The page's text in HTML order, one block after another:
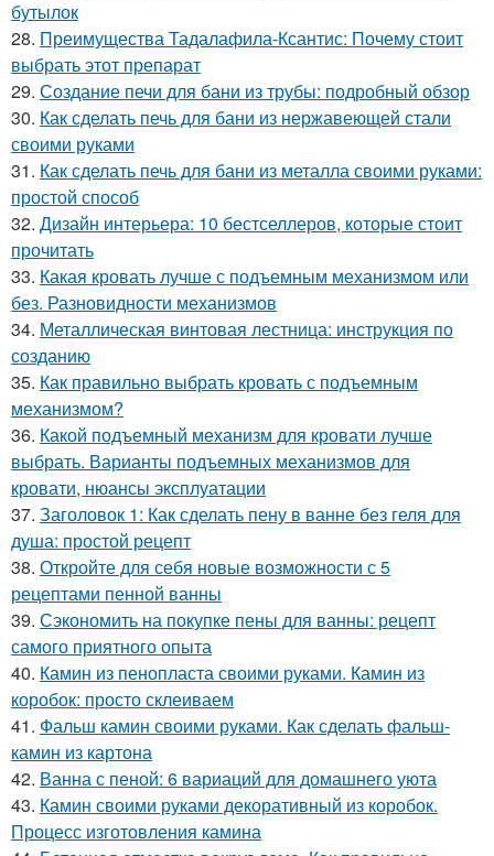
бутылок
28. Преимущества Тадалафила-Ксантис: Почему стоит
выбрать этот препарат
29. Создание печи для бани из трубы: подробный обзор
30. Как сделать печь для бани из нержавеющей стали
своими руками
31. Как сделать печь для бани из металла своими руками:
простой способ
32. Дизайн интерьера: 10 бестселлеров, которые стоит
прочитать
33. Какая кровать лучше с подъемным механизмом или
без. Разновидности механизмов
34. Металлическая винтовая лестница: инструкция по
созданию
35. Как правильно выбрать кровать с подъемным
механизмом?
36. Какой подъемный механизм для кровати лучше
выбрать. Варианты подъемных механизмов для
кровати, нюансы эксплуатации
37. Заголовок 1: Как сделать пену в ванне без геля для
душа: простой рецепт
38. Откройте для себя новые возможности с 5
рецептами пенной ванны
39. Сэкономить на покупке пены для ванны: рецепт
самого приятного опыта
40. Камин из пенопласта своими руками. Камин из
коробок: просто склеиваем
41. Фальш камин своими руками. Как сделать фальш-
камин из картона
42. Ванна с пеной: 6 вариаций для домашнего уюта
43. Камин своими руками декоративный из коробок.
Процесс изготовления камина